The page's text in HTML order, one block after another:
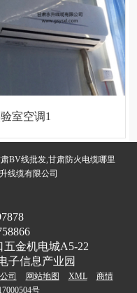
室空调1
BV线批发,甘肃防火电缆哪里
线缆有限公司
金机电城A5-22
子信息产业园
司 网站地图 XML
商情
号